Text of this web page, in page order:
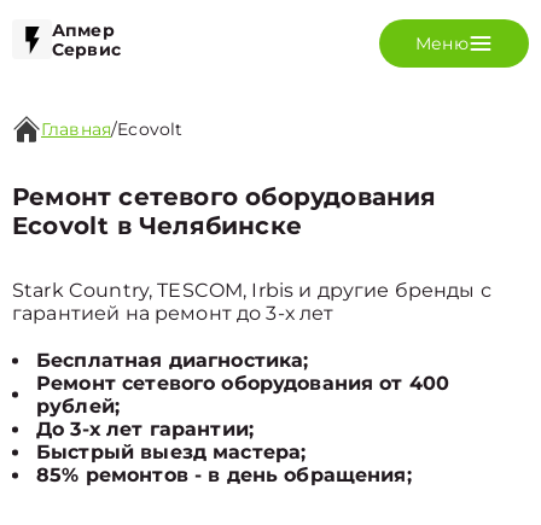
Апмер
Сервис
Меню
Главная/Ecovolt
Ремонт сетевого оборудования
Ecovolt в Челябинске
Stark Country, TESCOM, Irbis и другие бренды с
гарантией на ремонт до 3-х лет
Бесплатная диагностика;
Ремонт сетевого оборудования от 400
рублей;
До 3-х лет гарантии;
Быстрый выезд мастера;
85% ремонтов - в день обращения;